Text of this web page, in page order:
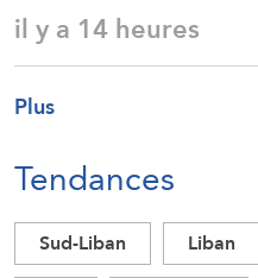
il y a 14 heures
Plus
Tendances
Sud-Liban Liban